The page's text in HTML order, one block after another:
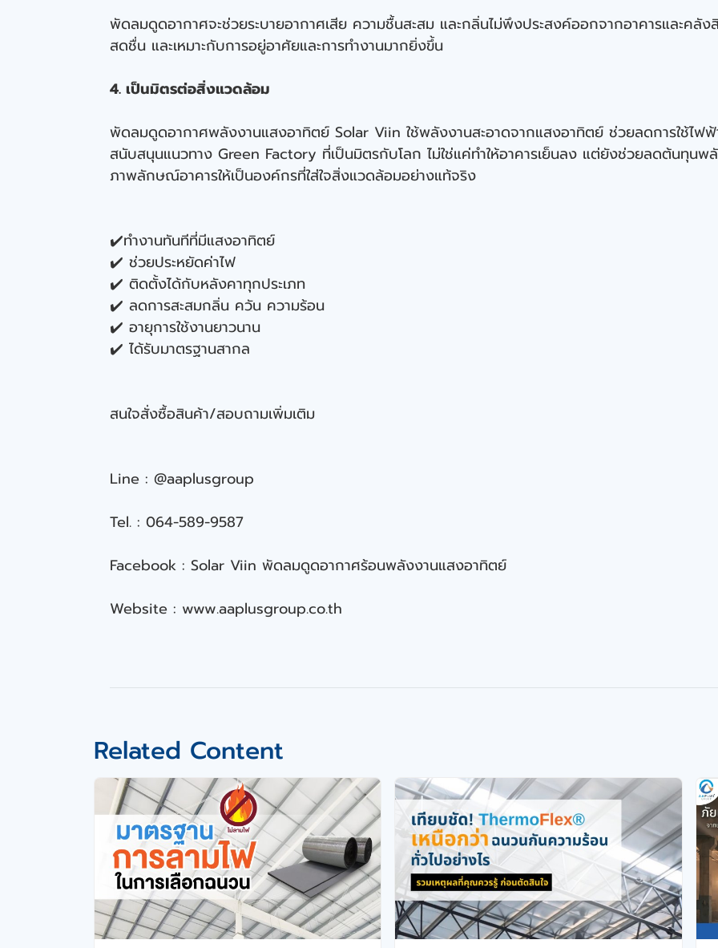
พัดลมดูดอากาศจะช่วยระบายอากาศเสีย ความชื้นสะสม และกลิ่นไม่พึงประสงค์ออกจากอาคารและคลัง
สดชื่น และเหมาะกับการอยู่อาศัยและการทำงานมากยิ่งขึ้น
4. เป็นมิตรต่อสิ่งแวดล้อม
พัดลมดูดอากาศพลังงานแสงอาทิตย์ Solar Viin ใช้พลังงานสะอาดจากแสงอาทิตย์ ช่วยลดการใช้ไฟ
สนับสนุนแนวทาง Green Factory ที่เป็นมิตรกับโลก ไม่ใช่แค่ทำให้อาคารเย็นลง แต่ยังช่วยลดต้นทุน
ภาพลักษณ์อาคารให้เป็นองค์กรที่ใส่ใจสิ่งแวดล้อมอย่างแท้จริง
✔️ทำงานทันทีที่มีแสงอาทิตย์
✔️ ช่วยประหยัดค่าไฟ
✔️ ติดตั้งได้กับหลังคาทุกประเภท
✔️ ลดการสะสมกลิ่น ควัน ความร้อน
✔️ อายุการใช้งานยาวนาน
✔️ ได้รับมาตรฐานสากล
สนใจสั่งซื้อสินค้า/สอบถามเพิ่มเติม
Line : @aaplusgroup
Tel. : 064-589-9587
Facebook : Solar Viin พัดลมดูดอากาศร้อนพลังงานแสงอาทิตย์
Website :
Related Content